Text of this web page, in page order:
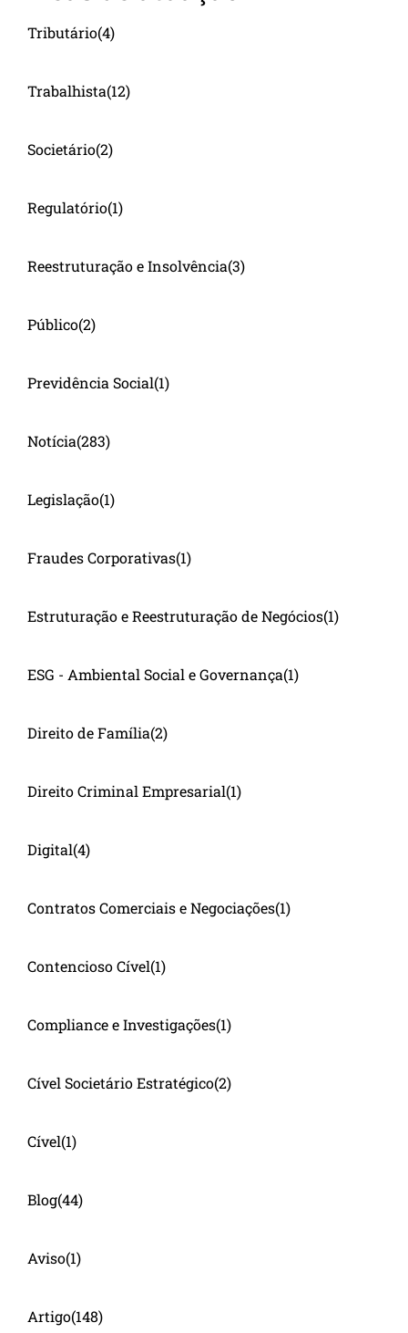
Tributário(4)
Trabalhista(12)
Societário(2)
Regulatório(1)
Reestruturação e Insolvência(3)
Público(2)
Previdência Social(1)
Notícia(283)
Legislação(1)
Fraudes Corporativas(1)
Estruturação e Reestruturação de Negócios(1)
ESG - Ambiental Social e Governança(1)
Direito de Família(2)
Direito Criminal Empresarial(1)
Digital(4)
Contratos Comerciais e Negociações(1)
Contencioso Cível(1)
Compliance e Investigações(1)
Cível Societário Estratégico(2)
Cível(1)
Blog(44)
Aviso(1)
Artigo(148)